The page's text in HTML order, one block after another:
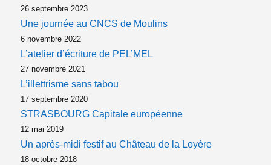
26 septembre 2023
Une journée au CNCS de Moulins
6 novembre 2022
L’atelier d’écriture de PEL’MEL
27 novembre 2021
L’illettrisme sans tabou
17 septembre 2020
STRASBOURG Capitale européenne
12 mai 2019
Un après-midi festif au Château de la Loyère
18 octobre 2018